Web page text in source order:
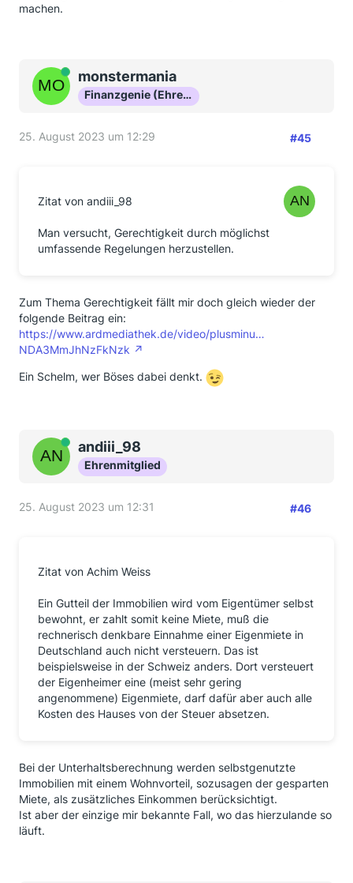
machen.
Onlinemonstermania
Finanzgenie (Ehrenmitglied)
25. August 2023 um 12:29 #45
Zitat von andiii_98
Man versucht, Gerechtigkeit durch möglichst
umfassende Regelungen herzustellen.
Zum Thema Gerechtigkeit fällt mir doch gleich wieder der
folgende Beitrag ein:
https://www.ardmediathek.de/video/plusminu…
NDA3MmJhNzFkNzk
Ein Schelm, wer Böses dabei denkt.
Onlineandiii_98
Ehrenmitglied
25. August 2023 um 12:31 #46
Zitat von Achim Weiss
Ein Gutteil der Immobilien wird vom Eigentümer selbst
bewohnt, er zahlt somit keine Miete, muß die
rechnerisch denkbare Einnahme einer Eigenmiete in
Deutschland auch nicht versteuern. Das ist
beispielsweise in der Schweiz anders. Dort versteuert
der Eigenheimer eine (meist sehr gering
angenommene) Eigenmiete, darf dafür aber auch alle
Kosten des Hauses von der Steuer absetzen.
Bei der Unterhaltsberechnung werden selbstgenutzte
Immobilien mit einem Wohnvorteil, sozusagen der gesparten
Miete, als zusätzliches Einkommen berücksichtigt.
Ist aber der einzige mir bekannte Fall, wo das hierzulande so
läuft.